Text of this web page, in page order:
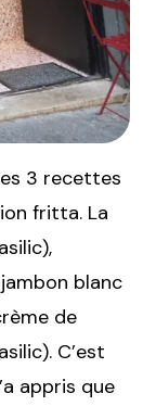
3 recettes
fritta. La
blanc
de
C’est
appris que